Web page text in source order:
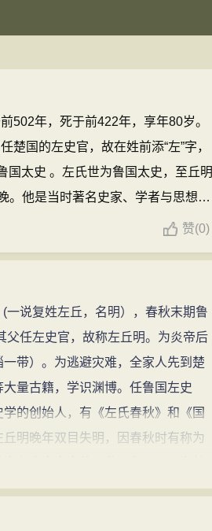
502年，死于前422年，享年80岁。
楚国的左史官，故在姓前添“左”字，
国太史 。左氏世为鲁国太史，至丘明
。他是当时著名史家、学者与思想
的最重要贡献在于其所著《春
赞(0)
说复姓左丘，名明），春秋末期鲁
父任左史官，故称左丘明。为炎帝后
带）。为逃避灾难，全家人先到楚
量古籍，学识渊博。任鲁国左史
的创始人，有《左氏春秋》和《国
明晚年双目失明，因春秋时有称为
和丰富文字的记载，左丘明即为瞽
左传》），多以史实解释《春